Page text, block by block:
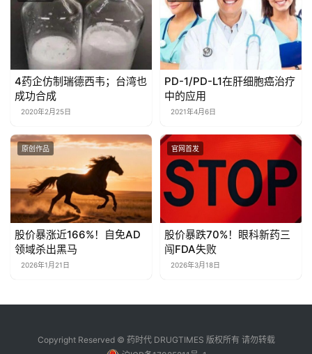
4药企仿制瑞德西韦；台湾也
成功合成
2020年2月25日
PD-1/PD-L1在肝细胞癌治疗
中的应用
2021年4月6日
原创作品
股价暴涨近166%！自免AD
领域杀出黑马
2026年1月21日
官网首发
股价暴跌70%！眼科新药三
闯FDA失败
2026年3月18日
Copyright Reserved © 药时代 DRUGTIMES 版权所有 请勿转载